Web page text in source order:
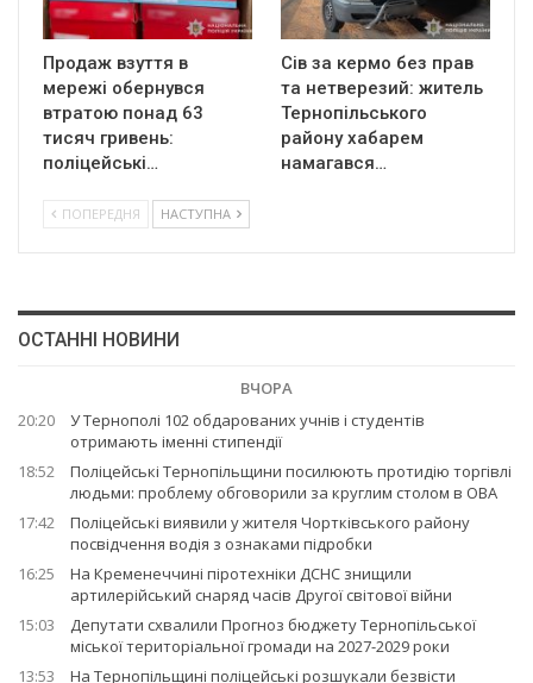
Продаж взуття в
мережі обернувся
втратою понад 63
тисяч гривень:
поліцейські…
Сів за кермо без прав
та нетверезий: житель
Тернопільського
району хабарем
намагався…
ПОПЕРЕДНЯ НАСТУПНА
ОСТАННІ НОВИНИ
ВЧОРА
20:20
У Тернополі 102 обдарованих учнів і студентів
отримають іменні стипендії
18:52
Поліцейські Тернопільщини посилюють протидію торгівлі
людьми: проблему обговорили за круглим столом в ОВА
17:42
Поліцейські виявили у жителя Чортківського району
посвідчення водія з ознаками підробки
16:25
На Кременеччині піротехніки ДСНС знищили
артилерійський снаряд часів Другої світової війни
15:03
Депутати схвалили Прогноз бюджету Тернопільської
міської територіальної громади на 2027-2029 роки
13:53
На Тернопільщині поліцейські розшукали безвісти